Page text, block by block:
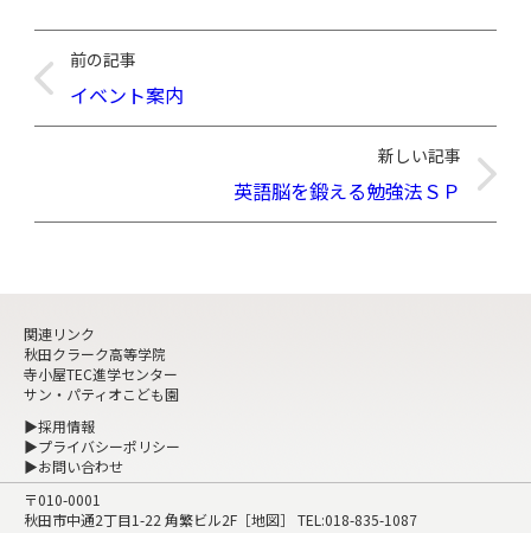
前の記事
イベント案内
新しい記事
英語脳を鍛える勉強法ＳＰ
関連リンク
秋田クラーク高等学院
寺小屋TEC進学センター
サン・パティオこども園
▶採用情報
▶プライバシーポリシー
▶お問い合わせ
〒010-0001
秋田市中通2丁目1-22 角繁ビル2F［地図］ TEL:018-835-1087